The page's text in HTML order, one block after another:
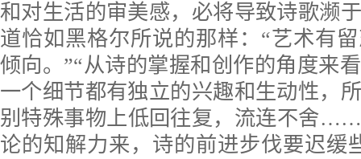
和对生活的审美感，必将导致诗歌濒
道恰如黑格尔所说的那样：“艺术有
倾向。”“从诗的掌握和创作的角度来
一个细节都有独立的兴趣和生动性，
别特殊事物上低回往复，流连不舍
论的知解力来，诗的前进步伐要迟缓